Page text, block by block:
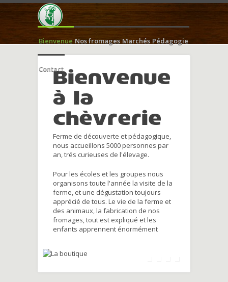
Bienvenue Nos fromages Marchés Pédagogie
ContactBienvenue
à la
chèvrerie
Ferme de découverte et pédagogique,
nous accueillons 5000 personnes par
an, trés curieuses de l'élevage.
Pour les écoles et les groupes nous
organisons toute l'année la visite de la
ferme, et une dégustation toujours
apprécié de tous. Le vie de la ferme et
des animaux, la fabrication de nos
fromages, tout est expliqué et les
enfants apprennent énormément